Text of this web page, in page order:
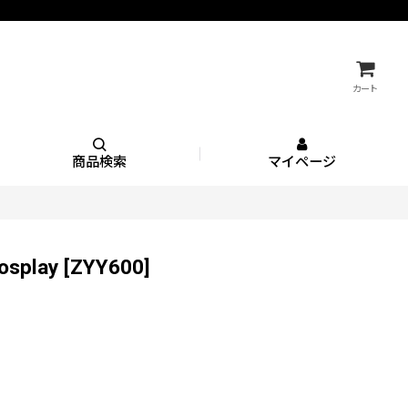
カート
商品検索 マイページ
[ZYY600]